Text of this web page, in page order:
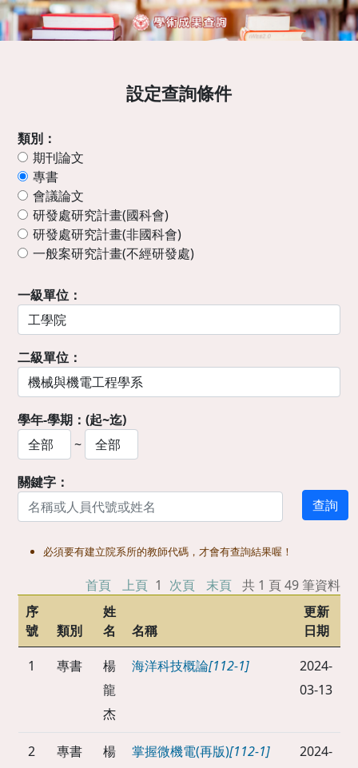
設定查詢條件
類別：
期刊論文
專書
會議論文
研發處研究計畫(國科會)
研發處研究計畫(非國科會)
一般案研究計畫(不經研發處)
一級單位：
二級單位：
學年-學期：(起~迄)
~
關鍵字：
必須要有建立院系所的教師代碼，才會有查詢結果喔！
首頁 上頁 1 次頁 末頁
共 1 頁 49 筆資料
序
號
類別
姓
名
名稱
更新
日期
1
專書
楊
龍
杰
海洋科技概論[112-1]
2024-
03-13
2 專書
楊
掌握微機電(再版)[112-1]
2024-